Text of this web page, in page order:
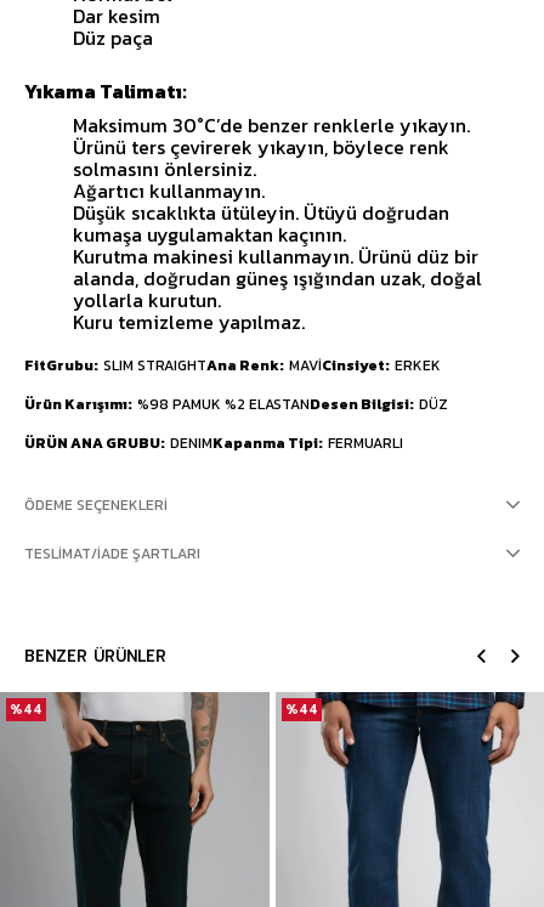
Dar kesim
Düz paça
Yıkama Talimatı:
Maksimum 30°C’de benzer renklerle yıkayın.
Ürünü ters çevirerek yıkayın, böylece renk
solmasını önlersiniz.
Ağartıcı kullanmayın.
Düşük sıcaklıkta ütüleyin. Ütüyü doğrudan
kumaşa uygulamaktan kaçının.
Kurutma makinesi kullanmayın. Ürünü düz bir
alanda, doğrudan güneş ışığından uzak, doğal
yollarla kurutun.
Kuru temizleme yapılmaz.
FitGrubu SLIM STRAIGHTAna Renk MAVİCinsiyet ERKEK
Ürün Karışımı %98 PAMUK %2 ELASTANDesen Bilgisi DÜZ
ÜRÜN ANA GRUBU DENIMKapanma Tipi FERMUARLI
ÖDEME SEÇENEKLERI
TESLIMAT/İADE ŞARTLARI
BENZER ÜRÜNLER
%44 %44